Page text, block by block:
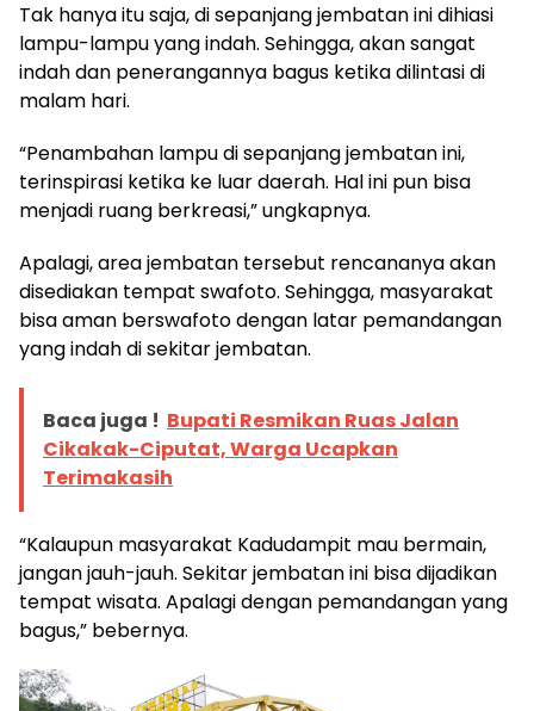
Tak hanya itu saja, di sepanjang jembatan ini dihiasi
lampu-lampu yang indah. Sehingga, akan sangat
indah dan penerangannya bagus ketika dilintasi di
malam hari.
“Penambahan lampu di sepanjang jembatan ini,
terinspirasi ketika ke luar daerah. Hal ini pun bisa
menjadi ruang berkreasi,” ungkapnya.
Apalagi, area jembatan tersebut rencananya akan
disediakan tempat swafoto. Sehingga, masyarakat
bisa aman berswafoto dengan latar pemandangan
yang indah di sekitar jembatan.
Baca juga ! Bupati Resmikan Ruas Jalan
Cikakak-Ciputat, Warga Ucapkan
Terimakasih
“Kalaupun masyarakat Kadudampit mau bermain,
jangan jauh-jauh. Sekitar jembatan ini bisa dijadikan
tempat wisata. Apalagi dengan pemandangan yang
bagus,” bebernya.